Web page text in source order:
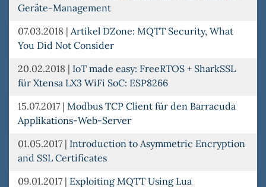
Geräte-Management
07.03.2018 | Artikel DZone: MQTT Security, What
You Did Not Consider
20.02.2018 | IoT made easy: FreeRTOS + SharkSSL
für Xtensa LX3 WiFi SoC: ESP8266
15.07.2017 | Modbus TCP Client für den Barracuda
Applikations-Web-Server
01.05.2017 | Introduction to Asymmetric Encryption
and SSL Certificates
09.01.2017 | Exploiting MQTT Using Lua